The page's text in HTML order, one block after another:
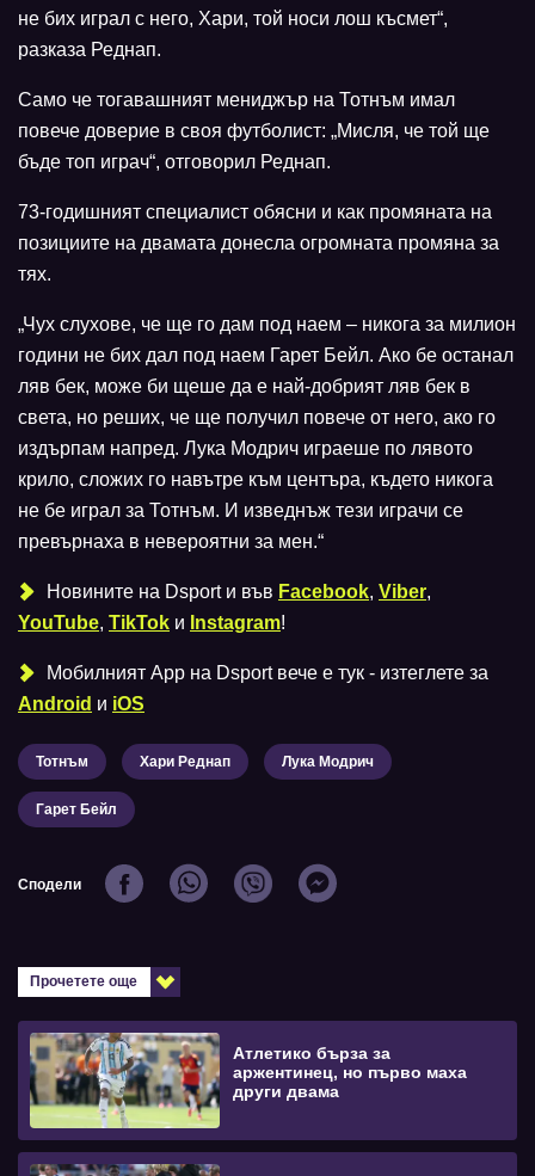
не бих играл с него, Хари, той носи лош късмет“,
разказа Реднап.
Само че тогавашният мениджър на Тотнъм имал
повече доверие в своя футболист: „Мисля, че той ще
бъде топ играч“, отговорил Реднап.
73-годишният специалист обясни и как промяната на
позициите на двамата донесла огромната промяна за
тях.
„Чух слухове, че ще го дам под наем – никога за милион
години не бих дал под наем Гарет Бейл. Ако бе останал
ляв бек, може би щеше да е най-добрият ляв бек в
света, но реших, че ще получил повече от него, ако го
издърпам напред. Лука Модрич играеше по лявото
крило, сложих го навътре към центъра, където никога
не бе играл за Тотнъм. И изведнъж тези играчи се
превърнаха в невероятни за мен.“
Новините на Dsport и във Facebook, Viber,
YouTube, TikTok и Instagram!
Мобилният Аpp на Dsport вече е тук - изтеглете за
Android и iOS
Тотнъм Хари Реднап Лука Модрич
Гарет Бейл
Сподели
Прочетете още
Атлетико бърза за
аржентинец, но първо маха
други двама